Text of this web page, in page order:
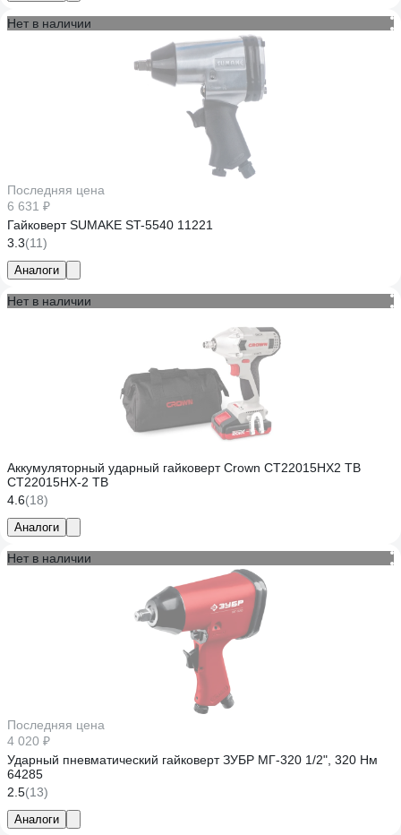
Нет в наличии
Последняя цена
6 631 ₽
Гайковерт SUMAKE ST-5540 11221
3.3(11)
Аналоги
Нет в наличии
Аккумуляторный ударный гайковерт Crown CT22015HX2 TB
CT22015HX-2 TB
4.6(18)
Аналоги
Нет в наличии
Последняя цена
4 020 ₽
Ударный пневматический гайковерт ЗУБР МГ-320 1/2", 320 Нм
64285
2.5(13)
Аналоги